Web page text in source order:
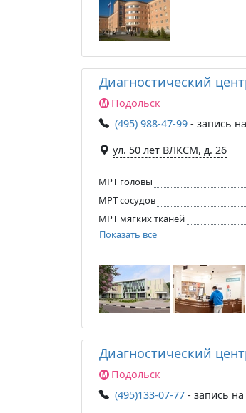
Диагностический
Подольск
(495) 988-47-99 - запись
ул. 50 лет ВЛКСМ, д. 26
МРТ головы
МРТ сосудов
МРТ мягких тканей
Показать все
Диагностический
Подольск
(495)133-07-77 - запись